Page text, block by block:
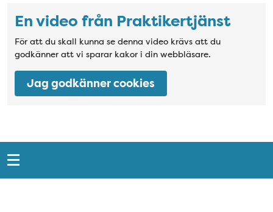
Video: samtycke saknas
En video från Praktikertjänst
För att du skall kunna se denna video krävs att du
godkänner att vi sparar kakor i din webbläsare.
Jag godkänner cookies
Snabblänkar